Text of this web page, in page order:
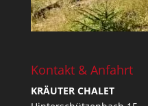
Kontakt & Anfahrt
KRÄUTER CHALET